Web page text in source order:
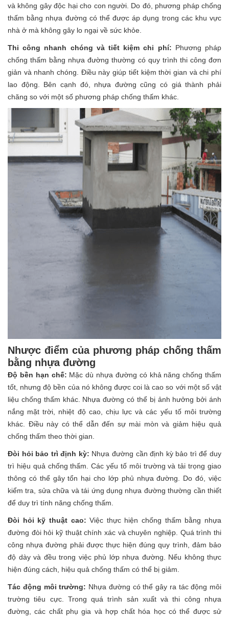
và không gây độc hại cho con người. Do đó, phương pháp chống
thấm bằng nhựa đường có thể được áp dụng trong các khu vực
nhà ở mà không gây lo ngại về sức khỏe.
Thi công nhanh chóng và tiết kiệm chi phí: Phương pháp
chống thấm bằng nhựa đường thường có quy trình thi công đơn
giản và nhanh chóng. Điều này giúp tiết kiệm thời gian và chi phí
lao động. Bên cạnh đó, nhựa đường cũng có giá thành phải
chăng so với một số phương pháp chống thấm khác.
Nhược điểm của phương pháp chống thấm
bằng nhựa đường
Độ bền hạn chế: Mặc dù nhựa đường có khả năng chống thấm
tốt, nhưng độ bền của nó không được coi là cao so với một số vật
liệu chống thấm khác. Nhựa đường có thể bị ảnh hưởng bởi ánh
nắng mặt trời, nhiệt độ cao, chịu lực và các yếu tố môi trường
khác. Điều này có thể dẫn đến sự mài mòn và giảm hiệu quả
chống thấm theo thời gian.
Đòi hỏi bảo trì định kỳ: Nhựa đường cần định kỳ bảo trì để duy
trì hiệu quả chống thấm. Các yếu tố môi trường và tải trọng giao
thông có thể gây tổn hại cho lớp phủ nhựa đường. Do đó, việc
kiểm tra, sửa chữa và tái ứng dụng nhựa đường thường cần thiết
để duy trì tính năng chống thấm.
Đòi hỏi kỹ thuật cao:Việc thực hiện chống thấm bằng nhựa
đường đòi hỏi kỹ thuật chính xác và chuyên nghiệp. Quá trình thi
công nhựa đường phải được thực hiện đúng quy trình, đảm bảo
độ dày và đều trong việc phủ lớp nhựa đường. Nếu không thực
hiện đúng cách, hiệu quả chống thấm có thể bị giảm.
Tác động môi trường: Nhựa đường có thể gây ra tác động môi
trường tiêu cực. Trong quá trình sản xuất và thi công nhựa
đường, các chất phụ gia và hợp chất hóa học có thể được sử